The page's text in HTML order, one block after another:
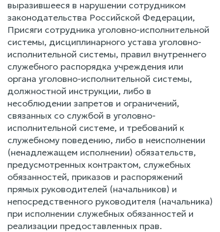
выразившееся в нарушении сотрудником
законодательства Российской Федерации,
Присяги сотрудника уголовно-исполнительной
системы, дисциплинарного устава уголовно-
исполнительной системы, правил внутреннего
служебного распорядка учреждения или
органа уголовно-исполнительной системы,
должностной инструкции, либо в
несоблюдении запретов и ограничений,
связанных со службой в уголовно-
исполнительной системе, и требований к
служебному поведению, либо в неисполнении
(ненадлежащем исполнении) обязательств,
предусмотренных контрактом, служебных
обязанностей, приказов и распоряжений
прямых руководителей (начальников) и
непосредственного руководителя (начальника)
при исполнении служебных обязанностей и
реализации предоставленных прав.